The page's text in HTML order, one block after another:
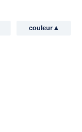
couleur▴